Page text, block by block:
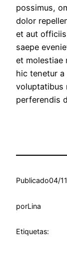
possimus,
dolor
et aut
saepe
et molestiae
hic tenetur
voluptatibus
perferendis
Publicado04/
porLina
Etiquetas: